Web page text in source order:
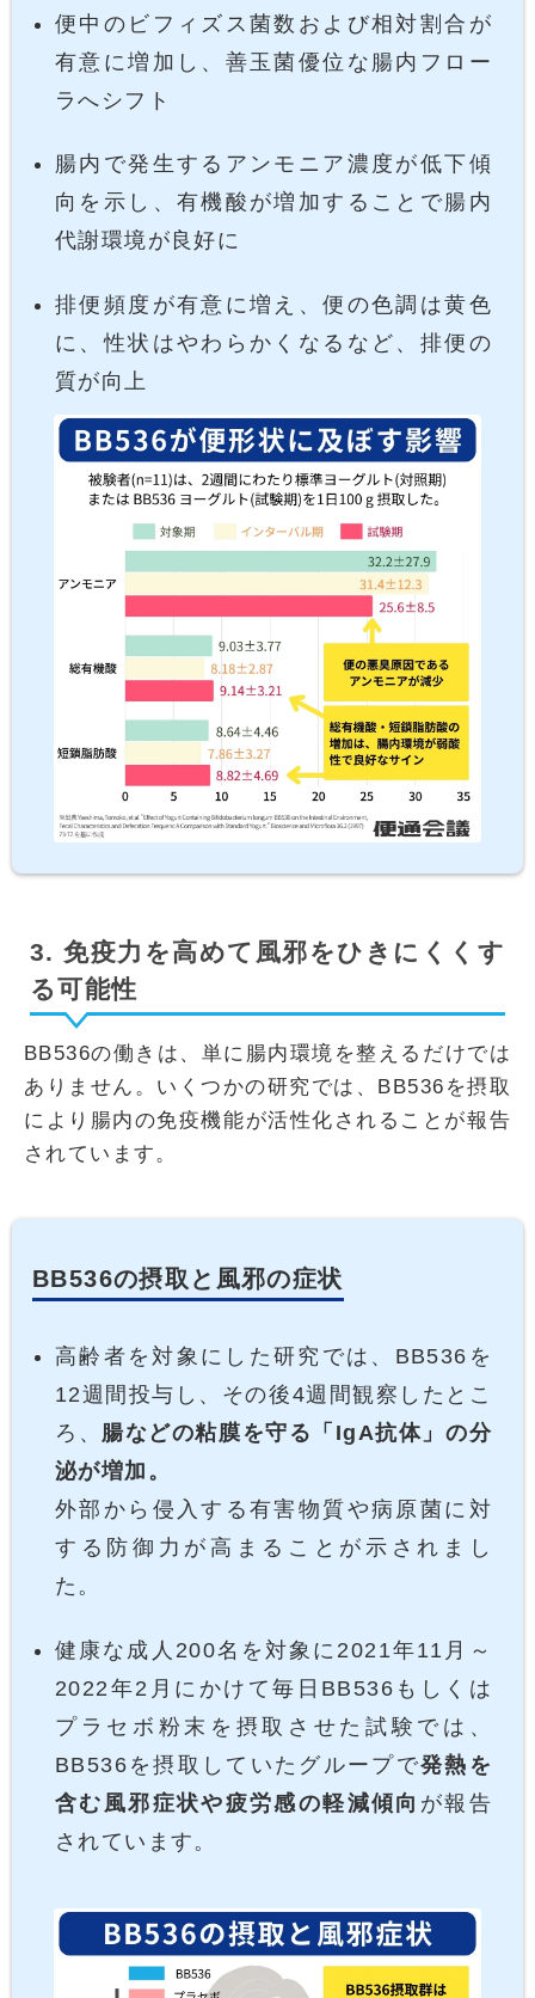
便中のビフィズス菌数および相対割合が
有意に増加し、善玉菌優位な腸内フロー
ラへシフト
腸内で発生するアンモニア濃度が低下傾
向を示し、有機酸が増加することで腸内
代謝環境が良好に
排便頻度が有意に増え、便の色調は黄色
に、性状はやわらかくなるなど、排便の
質が向上
3. 免疫力を高めて風邪をひきにくくす
る可能性
BB536の働きは、単に腸内環境を整えるだけでは
ありません。いくつかの研究では、BB536を摂取
により腸内の免疫機能が活性化されることが報告
されています。
BB536の摂取と風邪の症状
高齢者を対象にした研究では、BB536を
12週間投与し、その後4週間観察したとこ
ろ、 腸などの粘膜を守る「IgA抗体」の分
泌が増加。
外部から侵入する有害物質や病原菌に対
する防御力が高まることが示されまし
た。
健康な成人200名を対象に2021年11月～
2022年2月にかけて毎日BB536もしくは
プラセボ粉末を摂取させた試験では、
BB536を摂取していたグループで発熱を
含む風邪症状や疲労感の軽減傾向 が報告
されています。